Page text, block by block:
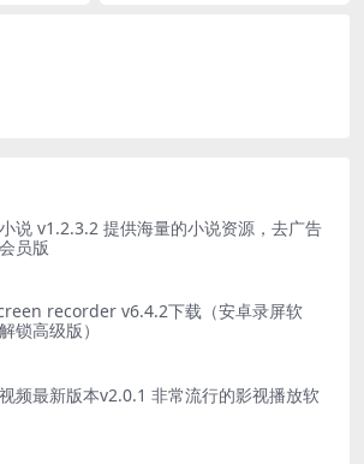
说 v1.2.3.2 提供海量的小说资源，去广告
员版
recorder v6.4.2下载（安卓录屏软
锁高级版）
频最新版本v2.0.1 非常流行的影视播放软